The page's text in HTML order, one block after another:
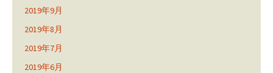
2019年9月
2019年8月
2019年7月
2019年6月